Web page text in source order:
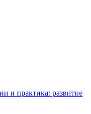
и практика: развитие